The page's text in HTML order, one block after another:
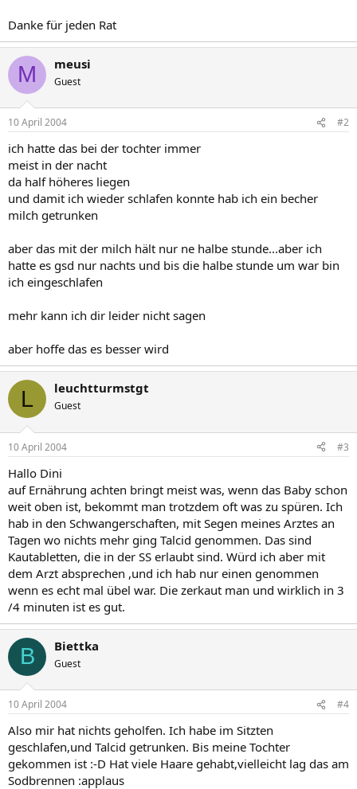
Danke für jeden Rat
M meusi
Guest
10 April 2004 #2
ich hatte das bei der tochter immer
meist in der nacht
da half höheres liegen
und damit ich wieder schlafen konnte hab ich ein becher
milch getrunken
aber das mit der milch hält nur ne halbe stunde...aber ich
hatte es gsd nur nachts und bis die halbe stunde um war bin
ich eingeschlafen
mehr kann ich dir leider nicht sagen
aber hoffe das es besser wird
L leuchtturmstgt
Guest
10 April 2004 #3
Hallo Dini
auf Ernährung achten bringt meist was, wenn das Baby schon
weit oben ist, bekommt man trotzdem oft was zu spüren. Ich
hab in den Schwangerschaften, mit Segen meines Arztes an
Tagen wo nichts mehr ging Talcid genommen. Das sind
Kautabletten, die in der SS erlaubt sind. Würd ich aber mit
dem Arzt absprechen ,und ich hab nur einen genommen
wenn es echt mal übel war. Die zerkaut man und wirklich in 3
/4 minuten ist es gut.
B Biettka
Guest
10 April 2004 #4
Also mir hat nichts geholfen. Ich habe im Sitzten
geschlafen,und Talcid getrunken. Bis meine Tochter
gekommen ist :-D Hat viele Haare gehabt,vielleicht lag das am
Sodbrennen :applaus